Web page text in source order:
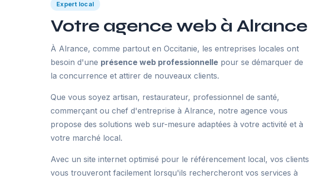
Expert local
Votre agence web à Alrance
À Alrance, comme partout en Occitanie, les entreprises locales ont
besoin d'une présence web professionnelle pour se démarquer de
la concurrence et attirer de nouveaux clients.
Que vous soyez artisan, restaurateur, professionnel de santé,
commerçant ou chef d'entreprise à Alrance, notre agence vous
propose des solutions web sur-mesure adaptées à votre activité et à
votre marché local.
Avec un site internet optimisé pour le référencement local, vos clients
vous trouveront facilement lorsqu'ils rechercheront vos services à